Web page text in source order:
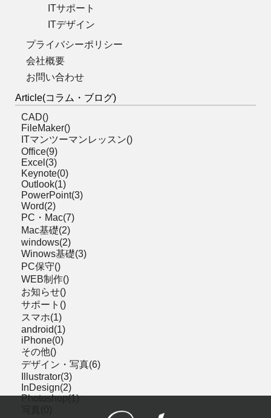
ITサポート
ITデザイン
プライバシーポリシー
会社概要
お問い合わせ
Article(コラム・ブログ)
CAD()
FileMaker()
ITマンツーマンレッスン()
Office(9)
Excel(3)
Keynote(0)
Outlook(1)
PowerPoint(3)
Word(2)
PC・Mac(7)
Mac基礎(2)
windows(2)
Winows基礎(3)
PC保守()
WEB制作()
お知らせ()
サポート()
スマホ(1)
android(1)
iPhone(0)
その他()
デザイン・写真(6)
Illustrator(3)
InDesign(2)
Photoshop(1)